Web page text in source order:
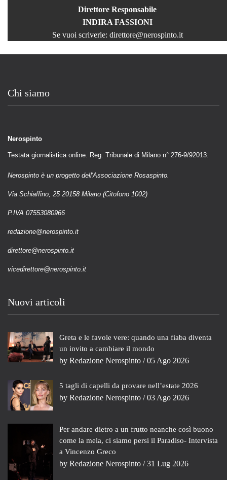
Direttore Responsabile
INDIRA FASSIONI
Se vuoi scriverle: direttore@nerospinto.it
Chi siamo
Nerospinto
Testata giornalistica online. Reg. Tribunale di Milano n° 276-9/92013.
Nerospinto è un progetto dell'Associazione Rosaspinto.
Via Schiaffino, 25 20158 Milano (Citofono 1002)
P.IVA 07553080966
redazione@nerospinto.it
direttore@nerospinto.it
vicedirettore@nerospinto.it
Nuovi articoli
Greta e le favole vere: quando una fiaba diventa
un invito a cambiare il mondo
by Redazione Nerospinto / 05 Ago 2026
5 tagli di capelli da provare nell’estate 2026
by Redazione Nerospinto / 03 Ago 2026
Per andare dietro a un frutto neanche così buono
come la mela, ci siamo persi il Paradiso- Intervista
a Vincenzo Greco
by Redazione Nerospinto / 31 Lug 2026